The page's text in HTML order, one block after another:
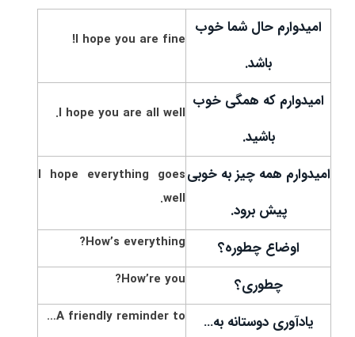
امیدوارم حال شما خوب
باشد.
I hope you are fine!
امیدوارم که همگی خوب
باشید.
I hope you are all well.
امیدوارم همه چیز به خوبی
پیش برود.
I hope everything goes
well.
اوضاع چطوره؟ How’s everything?
چطوری؟ How’re you?
یادآوری دوستانه به… A friendly reminder to…